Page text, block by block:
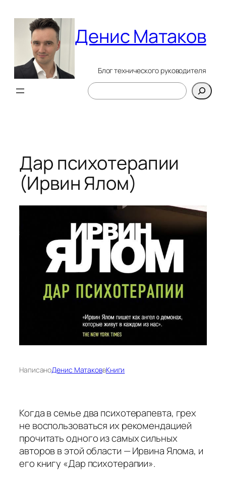
содержимому
Денис Матаков
Блог технического руководителя
Поиск
Дар психотерапии
(Ирвин Ялом)
НаписаноДенис МатаковвКниги
Когда в семье два психотерапевта, грех
не воспользоваться их рекомендацией
прочитать одного из самых сильных
авторов в этой области — Ирвина Ялома, и
его книгу «Дар психотерапии».